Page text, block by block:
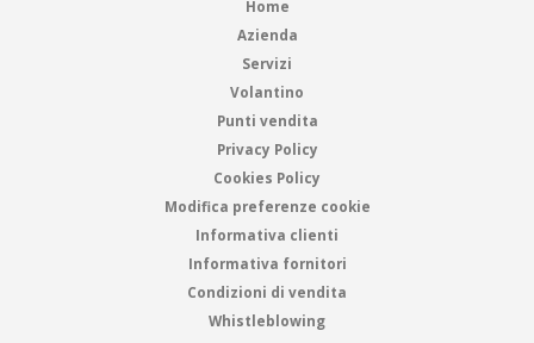
Home
Azienda
Servizi
Volantino
Punti vendita
Privacy Policy
Cookies Policy
Modifica preferenze cookie
Informativa clienti
Informativa fornitori
Condizioni di vendita
Whistleblowing